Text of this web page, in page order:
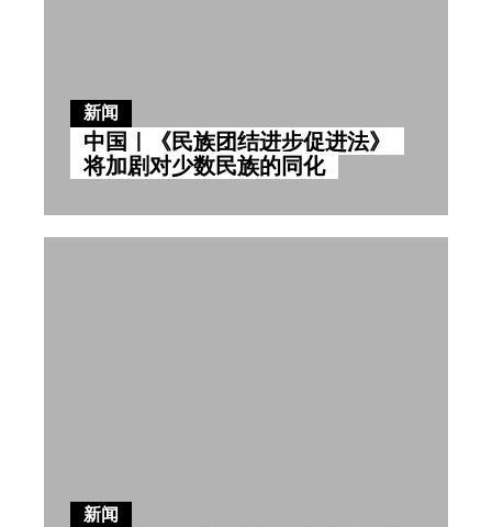
新闻
中国｜《民族团结进步促进法》
将加剧对少数民族的同化
新闻